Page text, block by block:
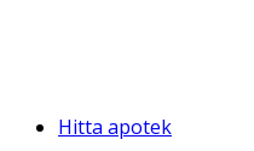
Hitta apotek